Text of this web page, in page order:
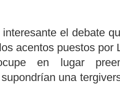
el debate
acentos puestos por
en lugar
una